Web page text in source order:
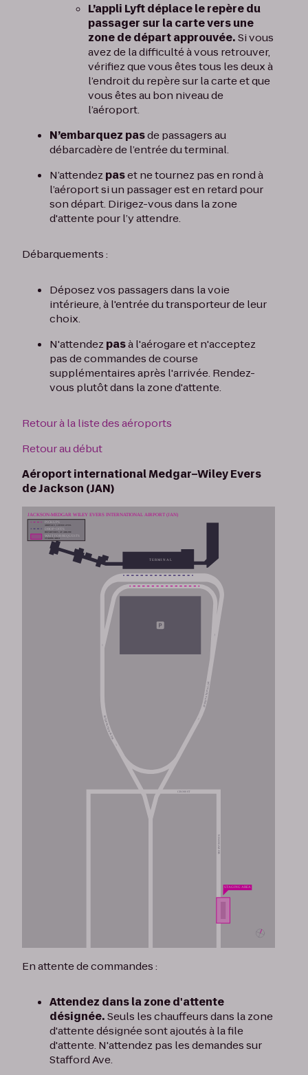
L’appli Lyft déplace le repère du
passager sur la carte vers une
zone de départ approuvée.Si vous
avez de la difficulté à vous retrouver,
vérifiez que vous êtes tous les deux à
l’endroit du repère sur la carte et que
vous êtes au bon niveau de
l’aéroport.
N’embarquez pasde passagers au
débarcadère de l’entrée du terminal.
N’attendez paset ne tournez pas en rond à
l’aéroport si un passager est en retard pour
son départ. Dirigez-vous dans la zone
d'attente pour l’y attendre.
Débarquements :
Déposez vos passagers dans la voie
intérieure, à l'entrée du transporteur de leur
choix.
N'attendez pasà l'aérogare et n'acceptez
pas de commandes de course
supplémentaires après l'arrivée. Rendez-
vous plutôt dans la zone d'attente.
Retour à la liste des aéroports
Retour au début
Aéroport international Medgar–Wiley Evers
de Jackson (JAN)
En attente de commandes :
Attendez dans la zone d'attente
désignée.Seuls les chauffeurs dans la zone
d'attente désignée sont ajoutés à la file
d'attente. N'attendez pas les demandes sur
Stafford Ave.